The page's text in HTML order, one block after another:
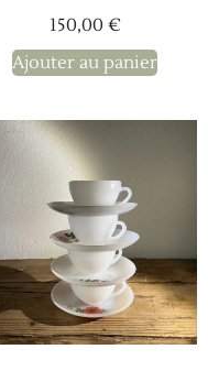
150,00 €
Ajouter au panier